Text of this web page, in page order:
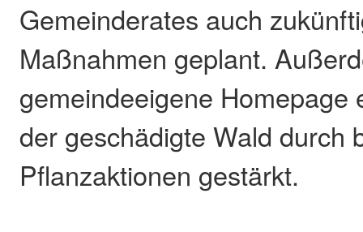
Gemeinderates auch
Maßnahmen geplant.
gemeindeeigene Homepage
der geschädigte Wald durch
Pflanzaktionen gestärkt.